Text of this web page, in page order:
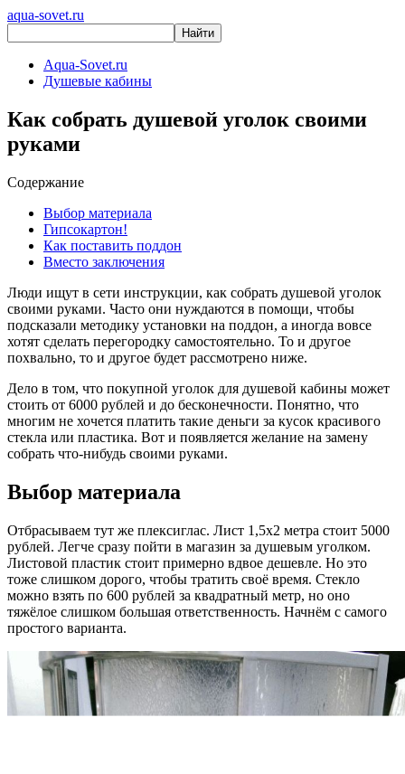
aqua-sovet.ru
Aqua-Sovet.ru
Душевые кабины
Как собрать душевой уголок своими
руками
Содержание
Выбор материала
Гипсокартон!
Как поставить поддон
Вместо заключения
Люди ищут в сети инструкции, как собрать душевой уголок
своими руками. Часто они нуждаются в помощи, чтобы
подсказали методику установки на поддон, а иногда вовсе
хотят сделать перегородку самостоятельно. То и другое
похвально, то и другое будет рассмотрено ниже.
Дело в том, что покупной уголок для душевой кабины может
стоить от 6000 рублей и до бесконечности. Понятно, что
многим не хочется платить такие деньги за кусок красивого
стекла или пластика. Вот и появляется желание на замену
собрать что-нибудь своими руками.
Выбор материала
Отбрасываем тут же плексиглас. Лист 1,5х2 метра стоит 5000
рублей. Легче сразу пойти в магазин за душевым уголком.
Листовой пластик стоит примерно вдвое дешевле. Но это
тоже слишком дорого, чтобы тратить своё время. Стекло
можно взять по 600 рублей за квадратный метр, но оно
тяжёлое слишком большая ответственность. Начнём с самого
простого варианта.